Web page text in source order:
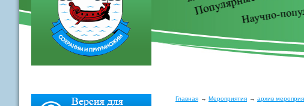
Главная Мероприятия архив